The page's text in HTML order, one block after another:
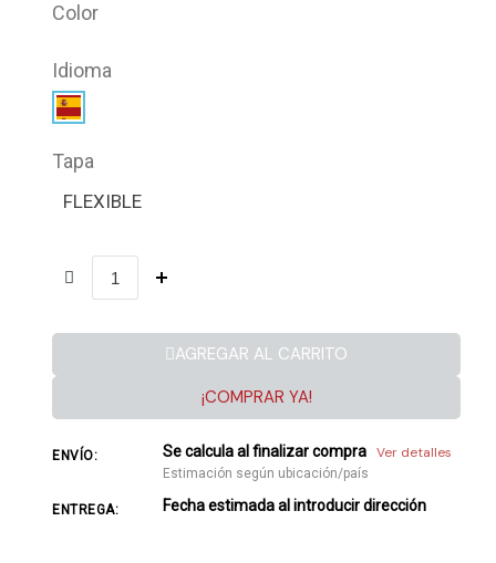
Color
Idioma
Tapa
FLEXIBLE
AGREGAR AL CARRITO
¡COMPRAR YA!
ENVÍO: Se calcula al finalizar compra Ver detalles
Estimación según ubicación/país
ENTREGA: Fecha estimada al introducir dirección